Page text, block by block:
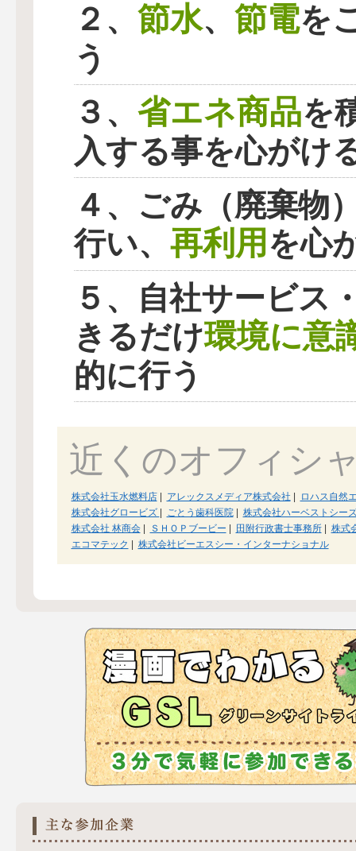
２、 節水、 節電を
う
３、 省エネ商品を
入する事を心がけ
４、ごみ（廃棄物
行い、 再利用を心
５、自社サービス
きるだけ環境に意
的に行う
近くのオフィシ
株式会社玉水燃料店| アレックスメディア株式会社 |
ロハス自然
株式会社グロービズ | ごとう歯科医院| 株式会社ハーベストシー
株式会社 林商会| ＳＨＯＰブービー | 田附行政書士事務所| 株式
エコマテック | 株式会社ビーエスシー・インターナショナル